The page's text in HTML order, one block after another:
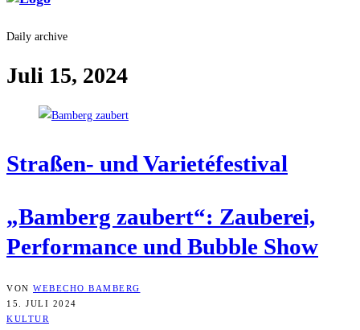
Daily archive
Juli 15, 2024
Stra­ßen- und Varietéfestival
„Bam­berg zau­bert“: Zau­be­rei,
Per­for­mance und Bubble Show
VON WEBECHO BAMBERG
15. JULI 2024
KULTUR